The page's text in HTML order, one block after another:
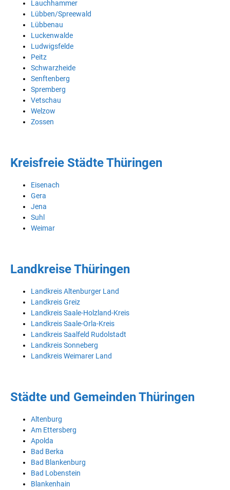
Lauchhammer
Lübben/Spreewald
Lübbenau
Luckenwalde
Ludwigsfelde
Peitz
Schwarzheide
Senftenberg
Spremberg
Vetschau
Welzow
Zossen
Kreisfreie Städte Thüringen
Eisenach
Gera
Jena
Suhl
Weimar
Landkreise Thüringen
Landkreis Altenburger Land
Landkreis Greiz
Landkreis Saale-Holzland-Kreis
Landkreis Saale-Orla-Kreis
Landkreis Saalfeld Rudolstadt
Landkreis Sonneberg
Landkreis Weimarer Land
Städte und Gemeinden Thüringen
Altenburg
Am Ettersberg
Apolda
Bad Berka
Bad Blankenburg
Bad Lobenstein
Blankenhain